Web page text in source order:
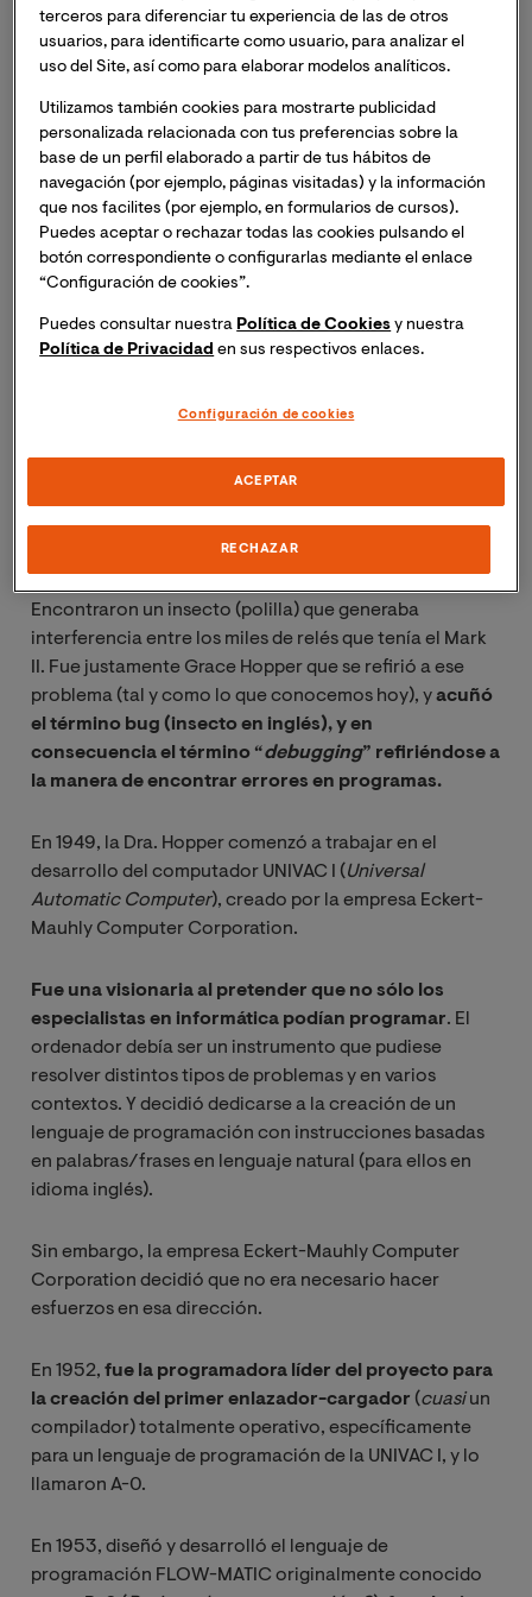
Para conocer el aporte de Grace Hopper a la
informática, habría que remontarse a la historia misma
de los ordenadores.
La Dra. Hopper formó parte del equipo de desarrollo del
ordenador Mark I (de IBM), en la Universidad de Harvard
(1944), y quizás laprimera programadora de ese
ordenador. Ella fue responsable de programar el Mark
I, con instrucciones de la máquina, en cinta perforada.
Finalizada la guerra, se dedicó a la investigación en
Trabajando en el Mark II, surgió un problema que
los que trabajaban ese proyecto.
Encontraron un insecto (polilla) que generaba
interferencia entre los miles de relés que tenía el Mark
II. Fue justamente Grace Hopper que se refirió a ese
problema (tal y como lo que conocemos hoy), yacuñó
el término bug (insecto en inglés), y en
consecuencia el término “debugging” refiriéndose a
la manera de encontrar errores en programas.
En 1949, la Dra. Hopper comenzó a trabajar en el
desarrollo del computador UNIVAC I (Universal
Automatic Computer), creado por la empresa Eckert-
Mauhly Computer Corporation.
Fue una visionaria al pretender que no sólo los
especialistas en informática podían programar. El
ordenador debía ser un instrumento que pudiese
resolver distintos tipos de problemas y en varios
contextos. Y decidió dedicarse a la creación de un
lenguaje de programación con instrucciones basadas
en palabras/frases en lenguaje natural (para ellos en
idioma inglés).
Sin embargo, la empresa Eckert-Mauhly Computer
Corporation decidió que no era necesario hacer
esfuerzos en esa dirección.
En 1952, fue la programadora líder del proyecto para
la creación del primer enlazador-cargador (cuasiun
compilador) totalmente operativo, específicamente
para un lenguaje de programación de la UNIVAC I, y lo
llamaron A-0.
En 1953, diseñó y desarrolló el lenguaje de
programación FLOW-MATIC originalmente conocido
terceros para diferenciar tu experiencia de las de otros
usuarios, para identificarte como usuario, para analizar el
uso del Site, así como para elaborar modelos analíticos.
Utilizamos también cookies para mostrarte publicidad
personalizada relacionada con tus preferencias sobre la
base de un perfil elaborado a partir de tus hábitos de
navegación (por ejemplo, páginas visitadas) y la información
que nos facilites (por ejemplo, en formularios de cursos).
Puedes aceptar o rechazar todas las cookies pulsando el
botón correspondiente o configurarlas mediante el enlace
“Configuración de cookies”.
Puedes consultar nuestra Política de Cookies y nuestra
Política de Privacidad en sus respectivos enlaces.
Configuración de cookies
RECHAZAR
ACEPTAR